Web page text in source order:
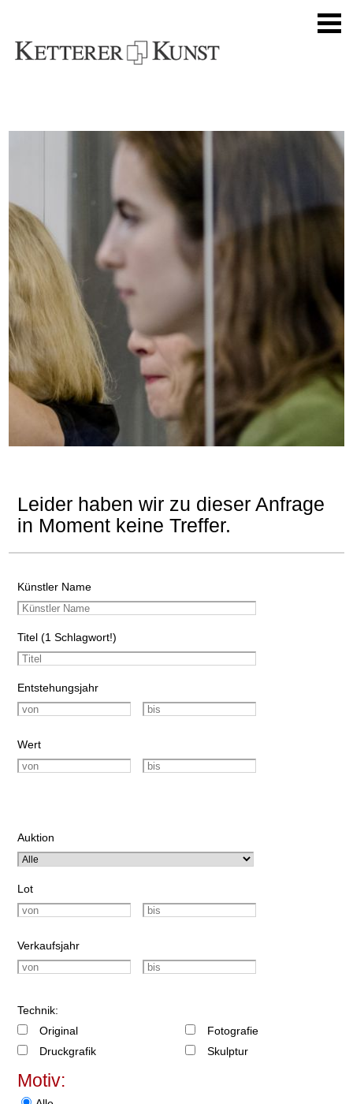
Leider haben wir zu dieser Anfrage
in Moment keine Treffer.
Künstler Name
Titel (1 Schlagwort!)
Entstehungsjahr
Wert
Auktion
Lot
Verkaufsjahr
Technik:
Original
Druckgrafik
Fotografie
Skulptur
Motiv: